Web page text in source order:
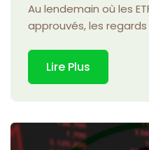
Au lendemain où les
approuvés, les regards
Lire Plus